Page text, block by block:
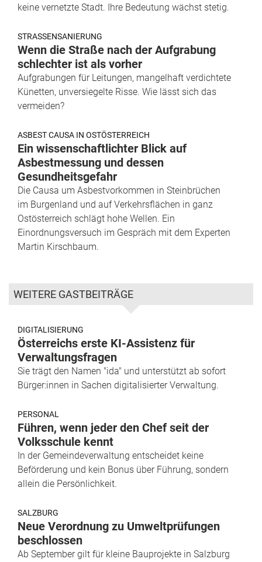
keine vernetzte Stadt. Ihre Bedeutung wächst stetig.
STRASSENSANIERUNG
Wenn die Straße nach der Aufgrabung
schlechter ist als vorher
Aufgrabungen für Leitungen, mangelhaft verdichtete
Künetten, unversiegelte Risse. Wie lässt sich das
vermeiden?
ASBEST CAUSA IN OSTÖSTERREICH
Ein wissenschaftlichter Blick auf
Asbestmessung und dessen
Gesundheitsgefahr
Die Causa um Asbestvorkommen in Steinbrüchen
im Burgenland und auf Verkehrsflächen in ganz
Ostösterreich schlägt hohe Wellen. Ein
Einordnungsversuch im Gespräch mit dem Experten
Martin Kirschbaum.
WEITERE GASTBEITRÄGE
DIGITALISIERUNG
Österreichs erste KI-Assistenz für
Verwaltungsfragen
Sie trägt den Namen "ida" und unterstützt ab sofort
Bürger:innen in Sachen digitalisierter Verwaltung.
PERSONAL
Führen, wenn jeder den Chef seit der
Volksschule kennt
In der Gemeindeverwaltung entscheidet keine
Beförderung und kein Bonus über Führung, sondern
allein die Persönlichkeit.
SALZBURG
Neue Verordnung zu Umweltprüfungen
beschlossen
Ab September gilt für kleine Bauprojekte in Salzburg